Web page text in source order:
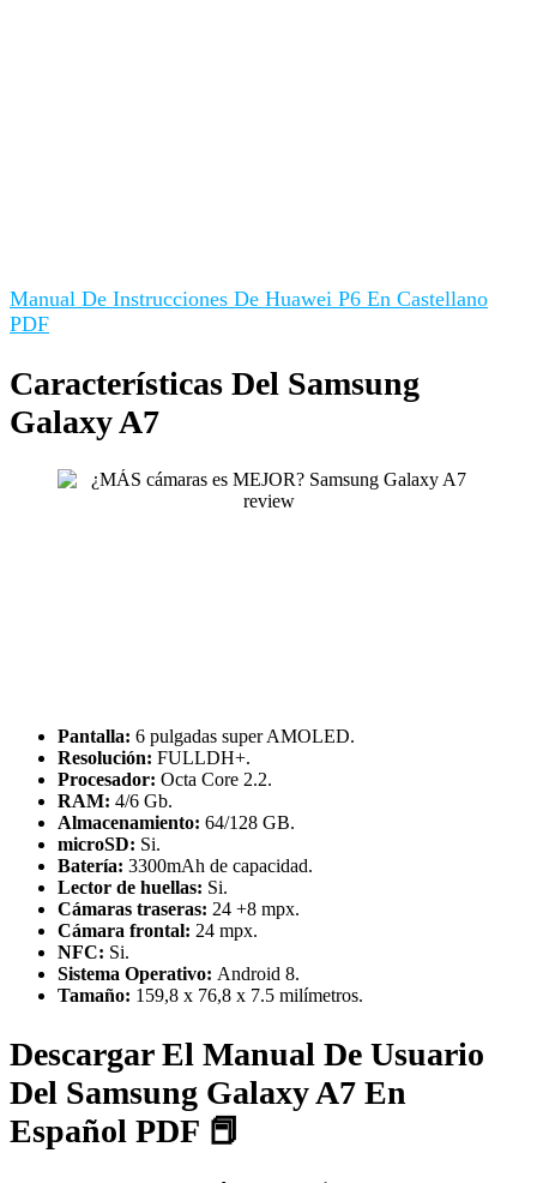
Manual De Instrucciones De Huawei P6 En Castellano
PDF
Características Del Samsung
Galaxy A7
Pantalla: 6 pulgadas super AMOLED.
Resolución: FULLDH+.
Procesador: Octa Core 2.2.
RAM: 4/6 Gb.
Almacenamiento: 64/128 GB.
microSD: Si.
Batería: 3300mAh de capacidad.
Lector de huellas: Si.
Cámaras traseras: 24 +8 mpx.
Cámara frontal: 24 mpx.
NFC: Si.
Sistema Operativo: Android 8.
Tamaño: 159,8 x 76,8 x 7.5 milímetros.
Descargar El Manual De Usuario
Del Samsung Galaxy A7 En
Español PDF 📕